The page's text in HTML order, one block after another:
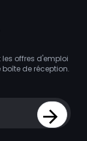
les offres d'emploi
de réception.
Sign Up